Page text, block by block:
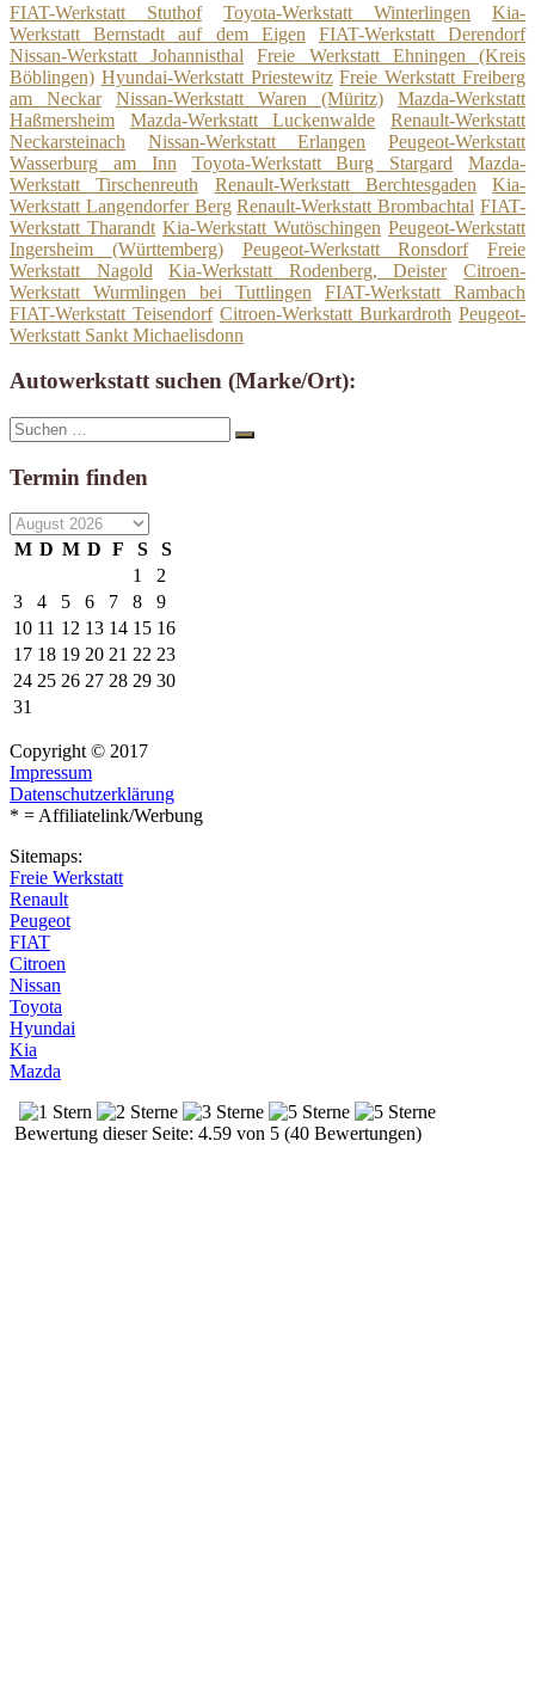
FIAT-Werkstatt Stuthof Toyota-Werkstatt Winterlingen
Kia-
Werkstatt Bernstadt auf dem Eigen
FIAT-Werkstatt Derendorf
Nissan-Werkstatt Johannisthal
Freie Werkstatt Ehningen (Kreis
Böblingen) Hyundai-Werkstatt Priestewitz Freie Werkstatt Freiberg
am Neckar
Nissan-Werkstatt Waren (Müritz)
Mazda-Werkstatt
Haßmersheim
Mazda-Werkstatt Luckenwalde
Renault-Werkstatt
Neckarsteinach
Nissan-Werkstatt Erlangen
Peugeot-Werkstatt
Wasserburg am Inn
Toyota-Werkstatt Burg Stargard
Mazda-
Werkstatt Tirschenreuth
Renault-Werkstatt Berchtesgaden
Kia-
Werkstatt Langendorfer Berg Renault-Werkstatt Brombachtal FIAT-
Werkstatt Tharandt Kia-Werkstatt Wutöschingen Peugeot-Werkstatt
Ingersheim (Württemberg)
Peugeot-Werkstatt Ronsdorf
Freie
Werkstatt Nagold
Kia-Werkstatt Rodenberg, Deister
Citroen-
Werkstatt Wurmlingen bei Tuttlingen
FIAT-Werkstatt Rambach
FIAT-Werkstatt Teisendorf Citroen-Werkstatt Burkardroth Peugeot-
Werkstatt Sankt Michaelisdonn
Autowerkstatt suchen (Marke/Ort):
Suche
nach:
Suchen
Termin finden
M D M D F S
S
1
2
3
4 5 6 7 8
9
10 11 12 13 14 15 16
17 18 19 20 21 22 23
24 25 26 27 28 29 30
31
Copyright © 2017
Impressum
Datenschutzerklärung
* = Affiliatelink/Werbung
Sitemaps:
Freie Werkstatt
Renault
Peugeot
FIAT
Citroen
Nissan
Toyota
Hyundai
Kia
Mazda
Bewertung dieser Seite: 4.59 von 5 (40 Bewertungen)